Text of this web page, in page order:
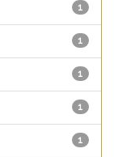
1
1
1
1
1